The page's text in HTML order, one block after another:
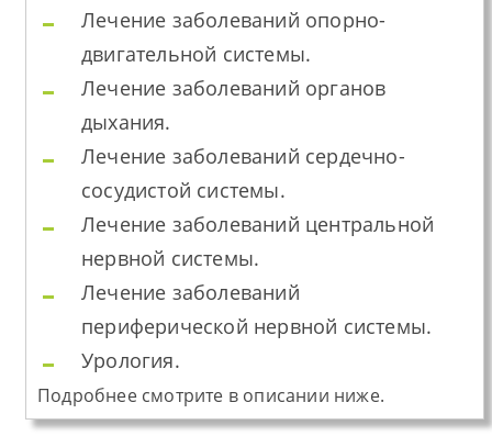
Лечение заболеваний опорно-
двигательной системы.
Лечение заболеваний органов
дыхания.
Лечение заболеваний сердечно-
сосудистой системы.
Лечение заболеваний центральной
нервной системы.
Лечение заболеваний
периферической нервной системы.
Урология.
Подробнее смотрите в описании ниже.